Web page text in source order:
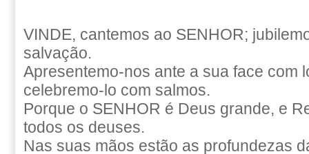
VINDE, cantemos ao SENHOR;
salvação.
Apresentemo-nos ante a sua face com
celebremo-lo com salmos.
Porque o SENHOR é Deus grande, e
todos os deuses.
Nas suas mãos estão as profundezas